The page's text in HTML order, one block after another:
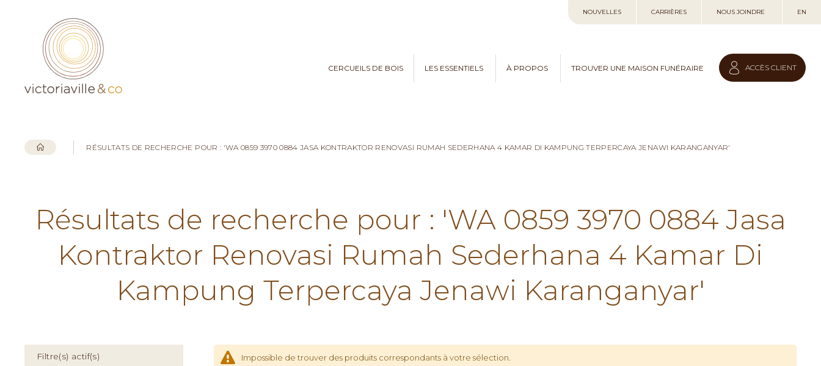
au
NOUVELLES CARRIÈRES NOUS JOINDRE EN
CERCUEILS DE BOIS LES ESSENTIELS À PROPOS TROUVER UNE MAISON FUNÉRAIRE ACCÈS CLIENT
RÉSULTATS DE RECHERCHE POUR : 'WA 0859 3970 0884 JASA KONTRAKTOR RENOVASI RUMAH SEDERHANA 4 KAMAR DI KAMPUNG TERPERCAYA JENAWI KARANGANYAR'
Résultats de recherche pour : 'WA 0859 3970 0884 Jasa
Kontraktor Renovasi Rumah Sederhana 4 Kamar Di
Kampung Terpercaya Jenawi Karanganyar'
Impossible de trouver des produits correspondants à votre sélection.
Filtre(s) actif(s)